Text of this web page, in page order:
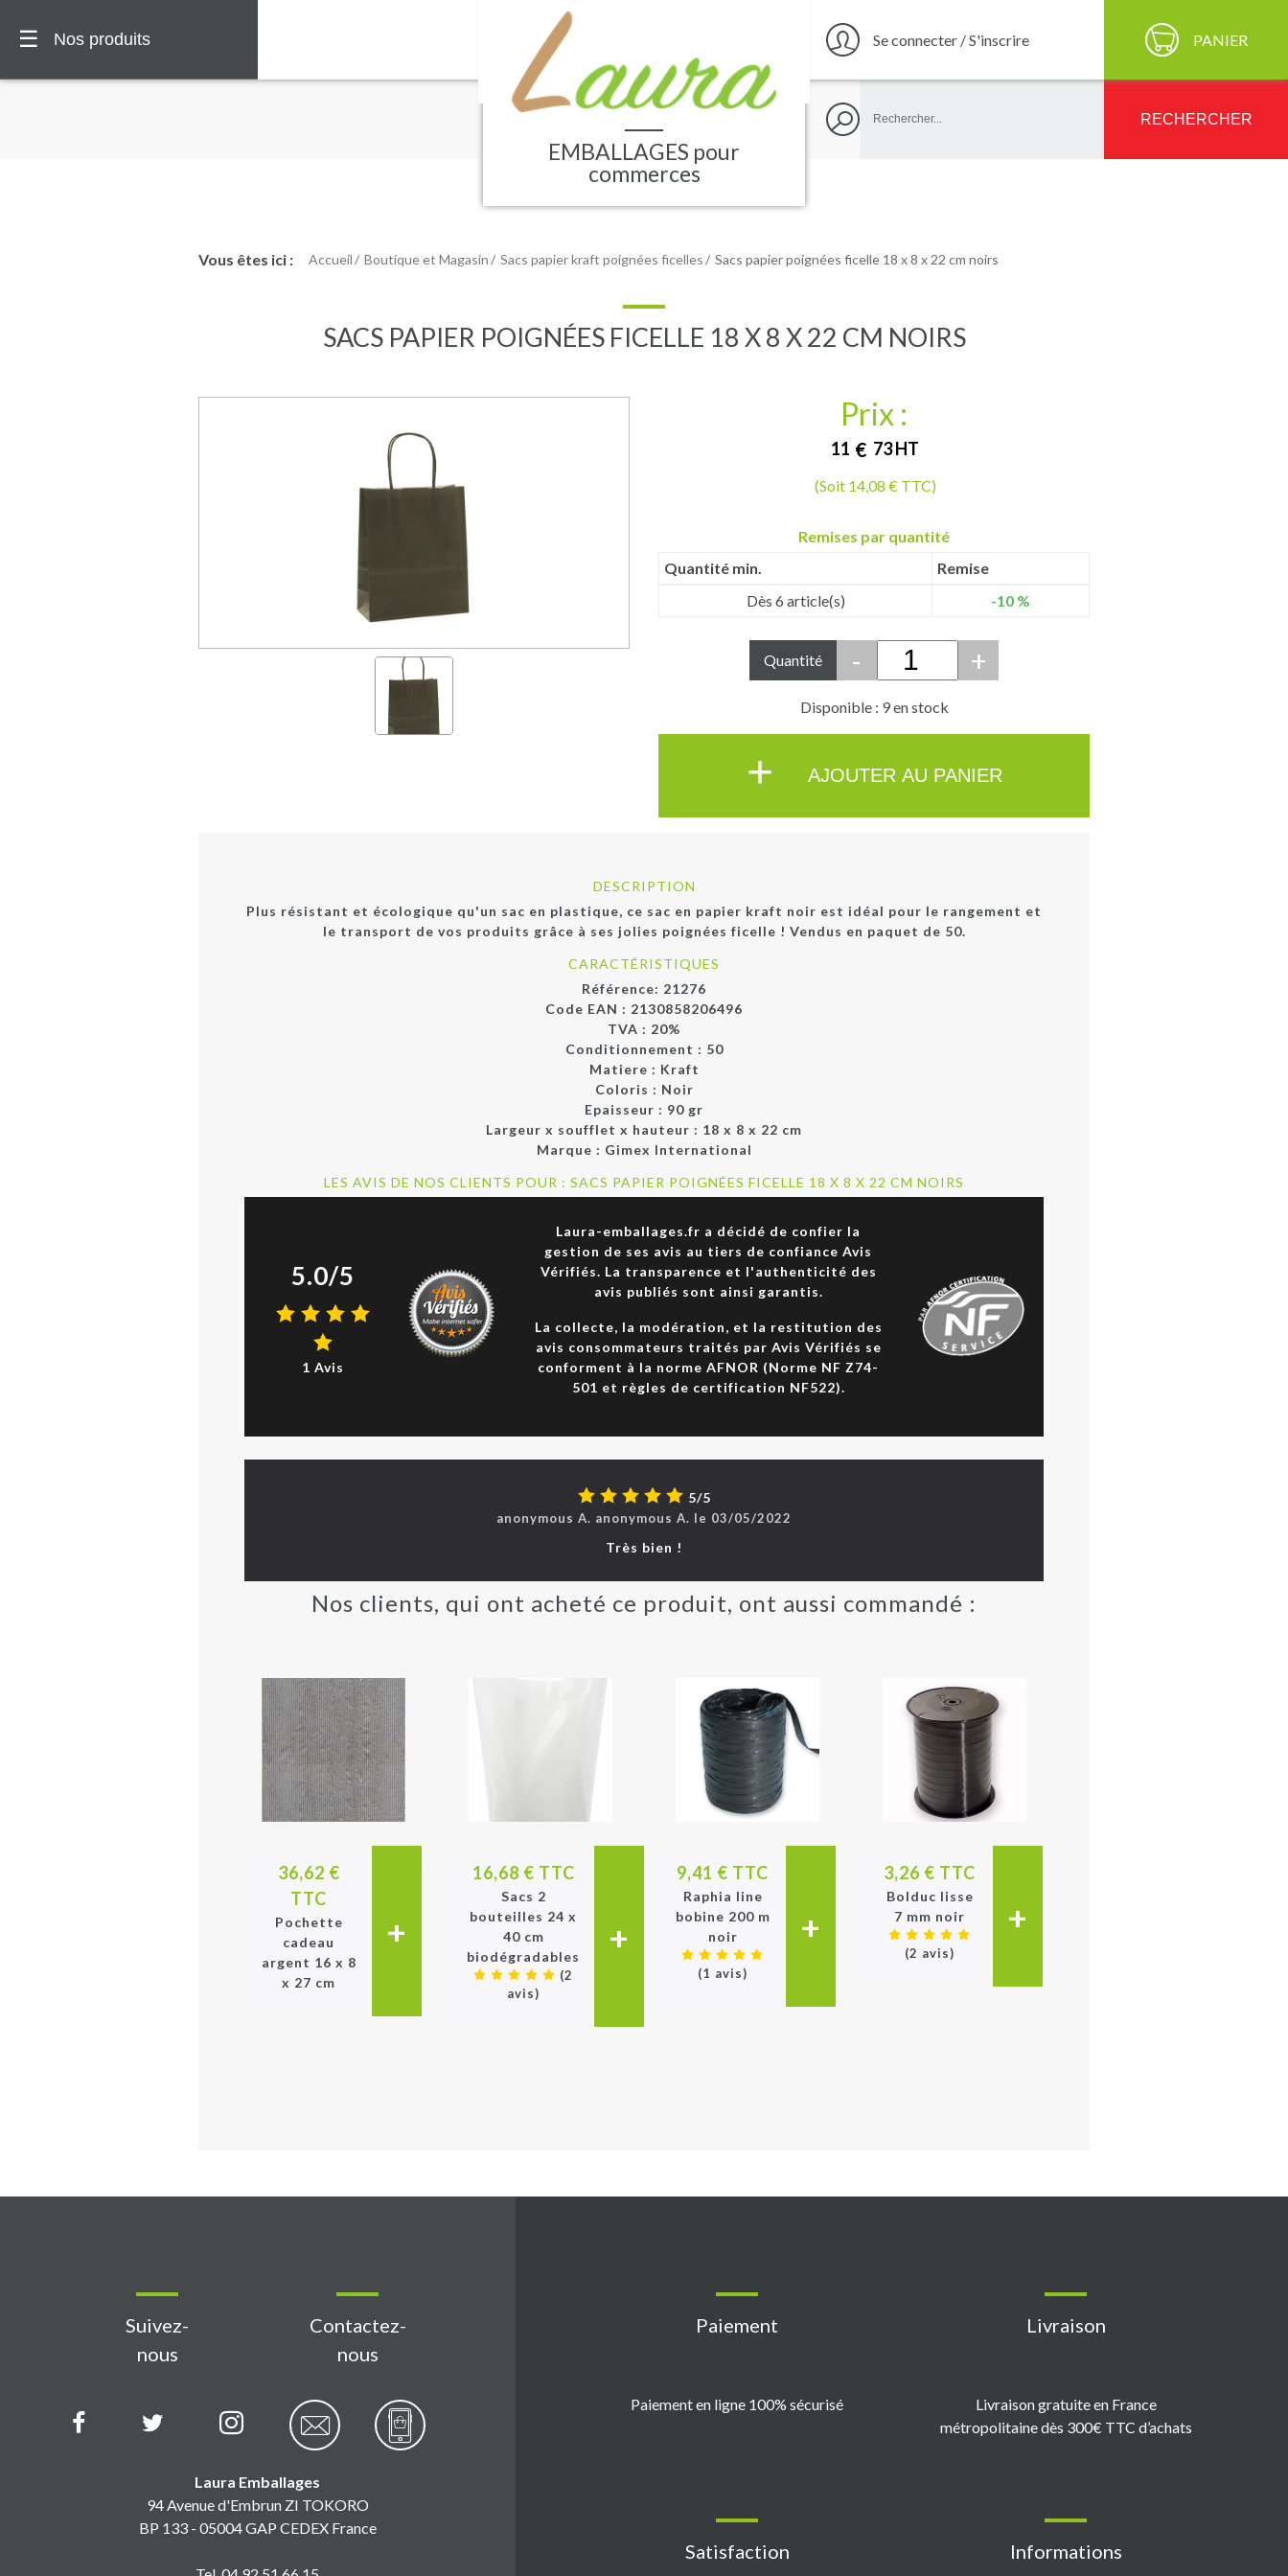
☰ Nos produits
EMBALLAGES pour
commerces
PANIER
Se connecter / S'inscrire
sur
le
RECHERCHER
🏠
Vous êtes ici : Accueil Boutique et Magasin Sacs papier kraft poignées ficelles Sacs papier poignées ficelle 18 x 8 x 22 cm noirs
SACS PAPIER POIGNÉES FICELLE 18 X 8 X 22 CM NOIRS
Prix :
11 € 73HT
(Soit 14,08 € TTC)
Remises par quantité
Quantité min.
Remise
Dès 6 article(s)
-10 %
Quantité - +
Disponible : 9 en stock
+ AJOUTER AU PANIER
DESCRIPTION
Plus résistant et écologique qu'un sac en plastique, ce sac en papier kraft noir est idéal pour le rangement et
le transport de vos produits grâce à ses jolies poignées ficelle ! Vendus en paquet de 50.
CARACTÉRISTIQUES
Référence: 21276
Code EAN : 2130858206496
TVA : 20%
Conditionnement : 50
Matiere : Kraft
Coloris : Noir
Epaisseur : 90 gr
Largeur x soufflet x hauteur : 18 x 8 x 22 cm
Marque : Gimex International
LES AVIS DE NOS CLIENTS POUR : SACS PAPIER POIGNÉES FICELLE 18 X 8 X 22 CM NOIRS
5.0/5
1 Avis
Laura-emballages.fr a décidé de confier la
gestion de ses avis au tiers de confiance Avis
Vérifiés. La transparence et l'authenticité des
avis publiés sont ainsi garantis.
La collecte, la modération, et la restitution des
avis consommateurs traités par Avis Vérifiés se
conforment à la norme AFNOR (Norme NF Z74-
501 et règles de certification NF522).
5/5
anonymous A. anonymous A. le 03/05/2022
Très bien !
Nos clients, qui ont acheté ce produit, ont aussi commandé :
36,62 €
TTC
Pochette
cadeau
argent 16 x 8
x 27 cm
+
16,68 € TTC
Sacs 2
bouteilles 24 x
40 cm
biodégradables
(2
avis)
+
9,41 € TTC
Raphia line
bobine 200 m
noir
(1 avis)
+
3,26 € TTC
Bolduc lisse
7 mm noir
(2 avis)
+
Suivez-
nous
Contactez-
nous
Laura Emballages
94 Avenue d'Embrun ZI TOKORO
BP 133 - 05004 GAP CEDEX France
Paiement
Paiement en ligne 100% sécurisé
Livraison
Livraison gratuite en France
métropolitaine dès 300€ TTC d’achats
Satisfaction Informations